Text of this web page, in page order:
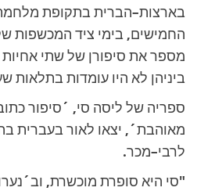
בארצות–הברית בתקופת
החמישים, בימי ציד המכשפות
מספר את סיפורן של שתי
ביניהן לא היו עומדות בתלאות
ספריה של ליסה סי, ´סיפור
מאוהבת´, יצאו לאור בעברית
לרבי–מכר.
"סי היא סופרת מוכשרת,